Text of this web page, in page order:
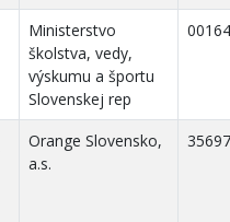
Ministerstvo
školstva, vedy,
výskumu a športu
Slovenskej rep
Orange Slovensko,
a.s.